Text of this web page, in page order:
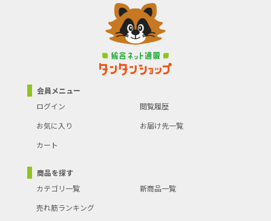
会員メニュー
ログイン
閲覧履歴
お気に入り
お届け先一覧
カート
商品を探す
カテゴリ一覧
新商品一覧
売れ筋ランキング